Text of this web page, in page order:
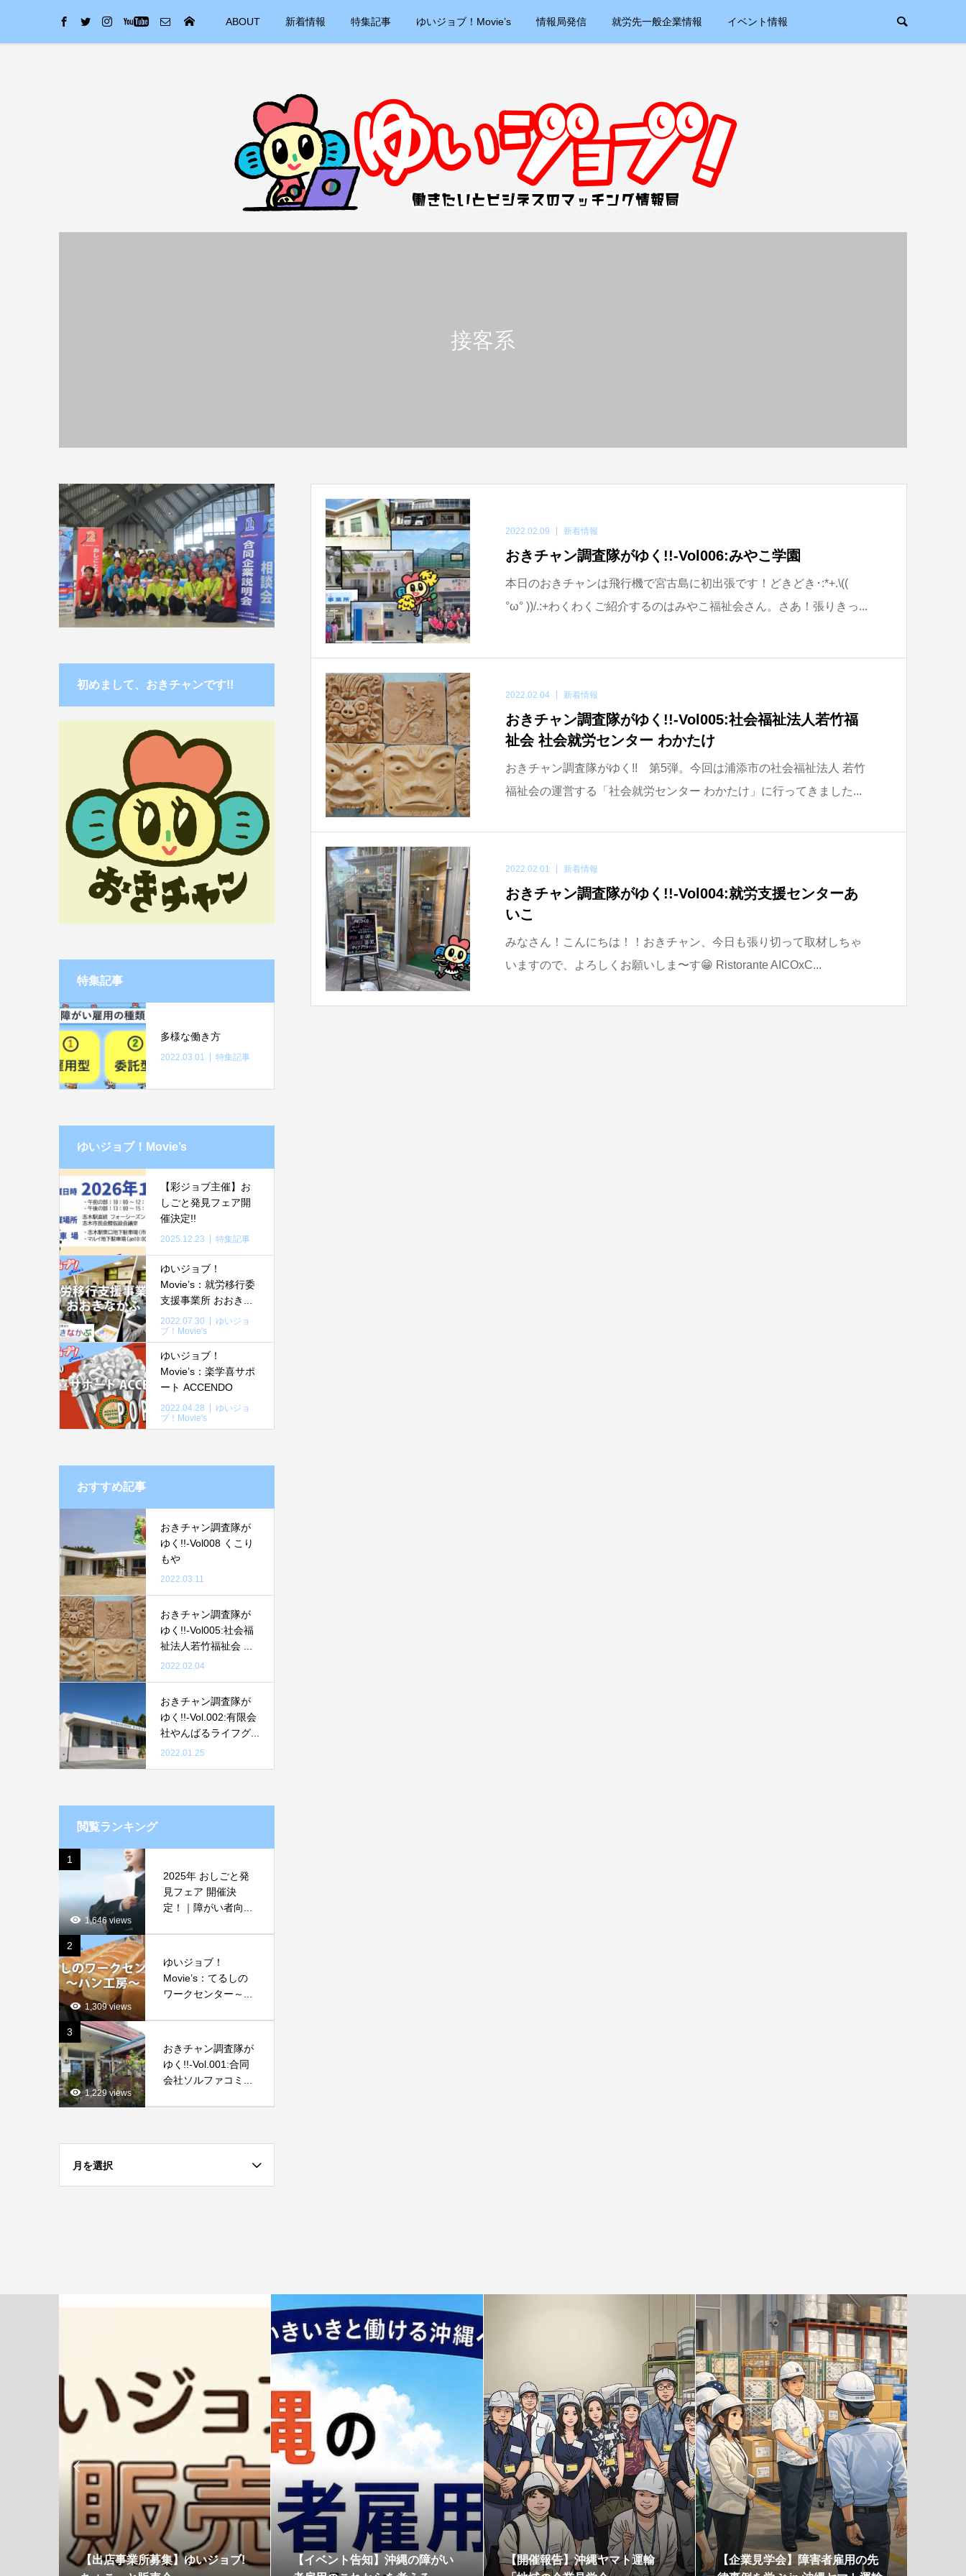
ABOUT 新着情報 特集記事 ゆいジョブ！Movie’s 情報局発信 就労先一般企業情報 イベント情報
接客系
2022.02.09 新着情報
おきチャン調査隊がゆく!!-Vol006:みやこ学園
本日のおきチャンは飛行機で宮古島に初出張です！どきどき･:*+.\((
°ω° ))/.:+わくわくご紹介するのはみやこ福祉会さん。さあ！張りきっ...
2022.02.04 新着情報
おきチャン調査隊がゆく!!-Vol005:社会福祉法人若竹福
祉会 社会就労センター わかたけ
おきチャン調査隊がゆく!! 第5弾。今回は浦添市の社会福祉法人 若竹
福祉会の運営する「社会就労センター わかたけ」に行ってきました...
2022.02.01 新着情報
おきチャン調査隊がゆく!!-Vol004:就労支援センターあ
いこ
みなさん！こんにちは！！おきチャン、今日も張り切って取材しちゃ
いますので、よろしくお願いしま〜す😁 Ristorante AICOxC...
初めまして、おきチャンです!!
特集記事
多様な働き方
2022.03.01 特集記事
ゆいジョブ！Movie’s
【彩ジョブ主催】お
しごと発見フェア開
催決定!!
2025.12.23 特集記事
ゆいジョブ！
Movie’s：就労移行委
支援事業所 おおき...
2022.07.30
ゆいジョ
ブ！Movie's
ゆいジョブ！
Movie’s：楽学喜サポ
ート ACCENDO
2022.04.28
ゆいジョ
ブ！Movie's
おすすめ記事
おきチャン調査隊が
ゆく!!-Vol008 くこり
もや
2022.03.11
おきチャン調査隊が
ゆく!!-Vol005:社会福
祉法人若竹福祉会 ...
2022.02.04
おきチャン調査隊が
ゆく!!-Vol.002:有限会
社やんばるライフグ...
2022.01.25
閲覧ランキング
1
1,646 views
2025年 おしごと発
見フェア 開催決
定！｜障がい者向...
2
1,309 views
ゆいジョブ！
Movie’s：てるしの
ワークセンター～...
3
1,229 views
おきチャン調査隊が
ゆく!!-Vol.001:合同
会社ソルファコミ...
月を選択

【出店事業所募集】ゆいジョブ!
【イベント告知】沖縄の障がい
【開催報告】沖縄ヤマト運輸
【企業見学会】障害者雇用の先
